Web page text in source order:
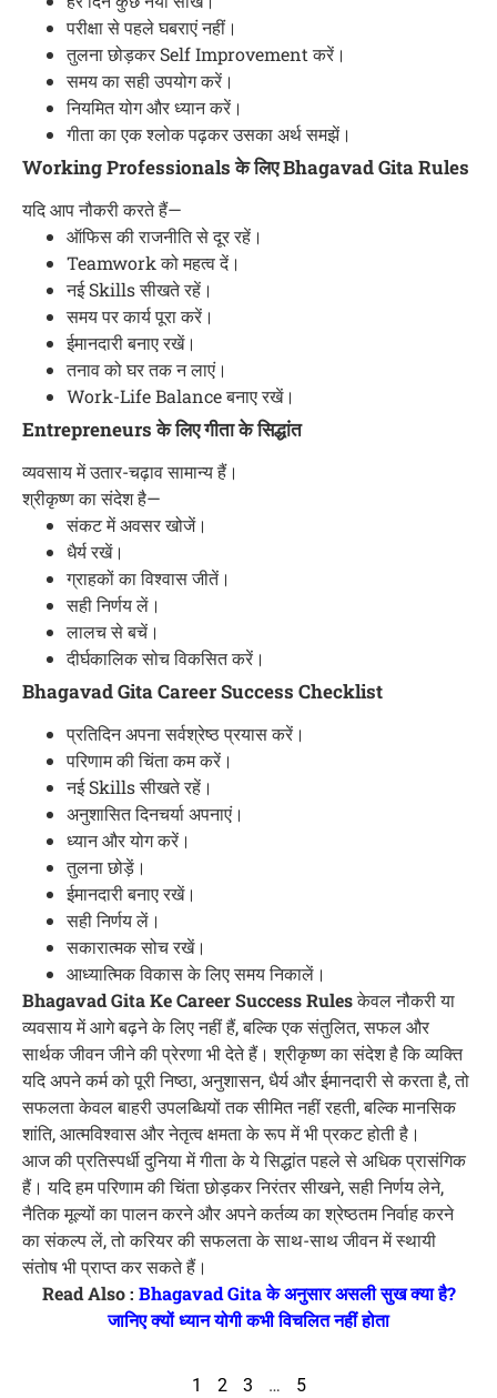
परीक्षा से पहले घबराएं नहीं।
तुलना छोड़कर Self Improvement करें।
समय का सही उपयोग करें।
नियमित योग और ध्यान करें।
गीता का एक श्लोक पढ़कर उसका अर्थ समझें।
Working Professionals के लिए Bhagavad Gita Rules
यदि आप नौकरी करते हैं—
ऑफिस की राजनीति से दूर रहें।
Teamwork को महत्व दें।
नई Skills सीखते रहें।
समय पर कार्य पूरा करें।
ईमानदारी बनाए रखें।
तनाव को घर तक न लाएं।
Work-Life Balance बनाए रखें।
Entrepreneurs के लिए गीता के सिद्धांत
व्यवसाय में उतार-चढ़ाव सामान्य हैं।
श्रीकृष्ण का संदेश है—
संकट में अवसर खोजें।
धैर्य रखें।
ग्राहकों का विश्वास जीतें।
सही निर्णय लें।
लालच से बचें।
दीर्घकालिक सोच विकसित करें।
Bhagavad Gita Career Success Checklist
प्रतिदिन अपना सर्वश्रेष्ठ प्रयास करें।
परिणाम की चिंता कम करें।
नई Skills सीखते रहें।
अनुशासित दिनचर्या अपनाएं।
ध्यान और योग करें।
तुलना छोड़ें।
ईमानदारी बनाए रखें।
सही निर्णय लें।
सकारात्मक सोच रखें।
आध्यात्मिक विकास के लिए समय निकालें।
Bhagavad Gita Ke Career Success Rulesकेवल नौकरी या
व्यवसाय में आगे बढ़ने के लिए नहीं हैं, बल्कि एक संतुलित, सफल और
सार्थक जीवन जीने की प्रेरणा भी देते हैं। श्रीकृष्ण का संदेश है कि व्यक्ति
यदि अपने कर्म को पूरी निष्ठा, अनुशासन, धैर्य और ईमानदारी से करता है, तो
सफलता केवल बाहरी उपलब्धियों तक सीमित नहीं रहती, बल्कि मानसिक
शांति, आत्मविश्वास और नेतृत्व क्षमता के रूप में भी प्रकट होती है।
आज की प्रतिस्पर्धी दुनिया में गीता के ये सिद्धांत पहले से अधिक प्रासंगिक
हैं। यदि हम परिणाम की चिंता छोड़कर निरंतर सीखने, सही निर्णय लेने,
नैतिक मूल्यों का पालन करने और अपने कर्तव्य का श्रेष्ठतम निर्वाह करने
का संकल्प लें, तो करियर की सफलता के साथ-साथ जीवन में स्थायी
संतोष भी प्राप्त कर सकते हैं।
Read Also : Bhagavad Gita के अनुसार असली सुख क्या है?
जानिए क्यों ध्यान योगी कभी विचलित नहीं होता
1 2 3 … 5